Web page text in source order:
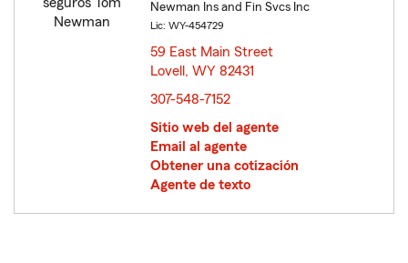
Newman Ins and Fin Svcs Inc
Lic: WY-454729
59 East Main Street
Lovell, WY 82431
307-548-7152
Sitio web del agente
Email al agente
Obtener una cotización
Agente de texto